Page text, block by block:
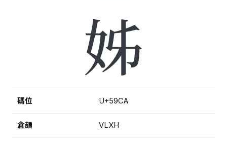
姊
碼位 U+59CA
倉頡 VLXH